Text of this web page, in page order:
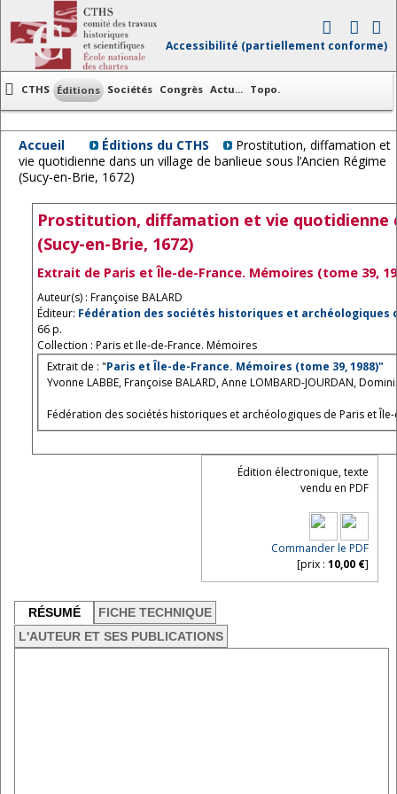
Accessibilité (partiellement conforme)
CTHS Éditions Sociétés Congrès Actu... Topo.
Accueil Éditions du CTHS
Prostitution, diffamation et
vie quotidienne dans un village de banlieue sous l’Ancien Régime
(Sucy-en-Brie, 1672)
Prostitution, diffamation et vie quotidienne
(Sucy-en-Brie, 1672)
Extrait de Paris et Île-de-France. Mémoires (tome 39,
Auteur(s) : Françoise BALARD
Éditeur: Fédération des sociétés historiques et archéologiques
66 p.
Collection : Paris et Ile-de-France. Mémoires
Extrait de : "Paris et Île-de-France. Mémoires (tome 39, 1988)"
Yvonne LABBE, Françoise BALARD, Anne LOMBARD-JOURDAN,
Fédération des sociétés historiques et archéologiques de Paris et Île-
Édition électronique, texte
vendu en PDF
Commander le PDF
[prix : 10,00 €]
RÉSUMÉ
FICHE TECHNIQUE
L'AUTEUR ET SES PUBLICATIONS